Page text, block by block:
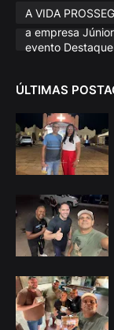
A VIDA
a empresa
evento
ÚLTIMAS